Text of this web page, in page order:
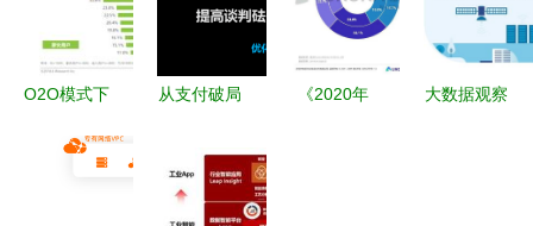
数据服务
O2O模式下
从支付破局
棋论互联网
《2020年
大数据观察